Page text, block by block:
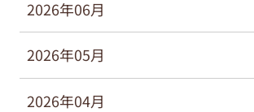
2026年06月
2026年05月
2026年04月